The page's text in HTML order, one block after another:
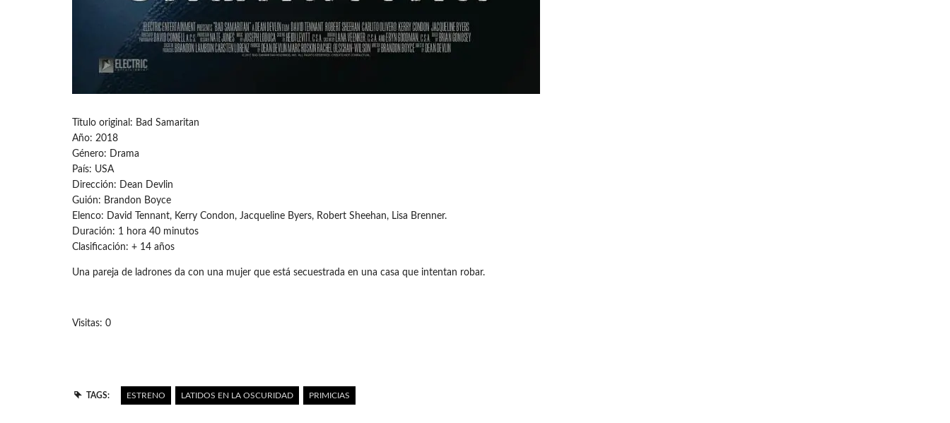
Título original: Bad Samaritan
Año: 2018
Género: Drama
País: USA
Dirección: Dean Devlin
Guión: Brandon Boyce
Elenco: David Tennant, Kerry Condon, Jacqueline Byers, Robert Sheehan, Lisa Brenner.
Duración: 1 hora 40 minutos
Clasificación: + 14 años
Una pareja de ladrones da con una mujer que está secuestrada en una casa que intentan robar.
Visitas: 0
TAGS: ESTRENO LATIDOS EN LA OSCURIDAD PRIMICIAS